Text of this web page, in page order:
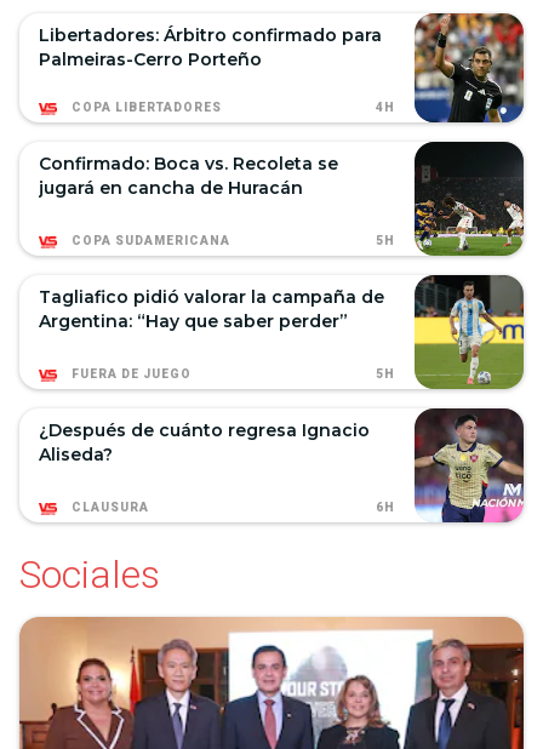
Libertadores: Árbitro confirmado para
Palmeiras-Cerro Porteño
COPA LIBERTADORES 4H
Confirmado: Boca vs. Recoleta se
jugará en cancha de Huracán
COPA SUDAMERICANA 5H
Tagliafico pidió valorar la campaña de
Argentina: “Hay que saber perder”
FUERA DE JUEGO 5H
¿Después de cuánto regresa Ignacio
Aliseda?
CLAUSURA 6H
Sociales